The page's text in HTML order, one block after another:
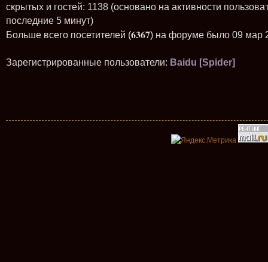
скрытых и гостей: 1138 (основано на активности
последние 5 минут)
Больше всего посетителей (6367) на форуме было 09 мар
Зарегистрированные пользователи: Baidu [Spider]